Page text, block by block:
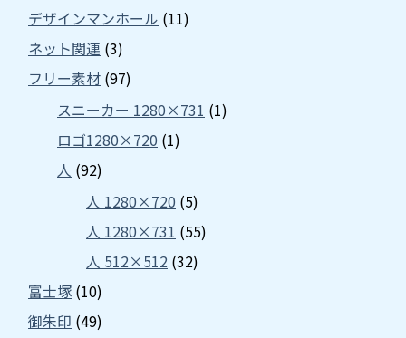
デザインマンホール (11)
ネット関連 (3)
フリー素材 (97)
スニーカー 1280×731 (1)
ロゴ1280×720 (1)
人 (92)
人 1280×720 (5)
人 1280×731 (55)
人 512×512 (32)
富士塚 (10)
御朱印 (49)